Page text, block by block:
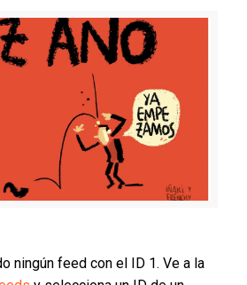
ningún feed con el ID 1. Ve a la